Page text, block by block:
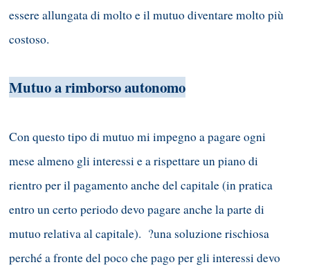
essere allungata di molto e il mutuo diventare molto più
costoso.
Mutuo a rimborso autonomo
Con questo tipo di mutuo mi impegno a pagare ogni
mese almeno gli interessi e a rispettare un piano di
rientro per il pagamento anche del capitale (in pratica
entro un certo periodo devo pagare anche la parte di
mutuo relativa al capitale). ?una soluzione rischiosa
perché a fronte del poco che pago per gli interessi devo